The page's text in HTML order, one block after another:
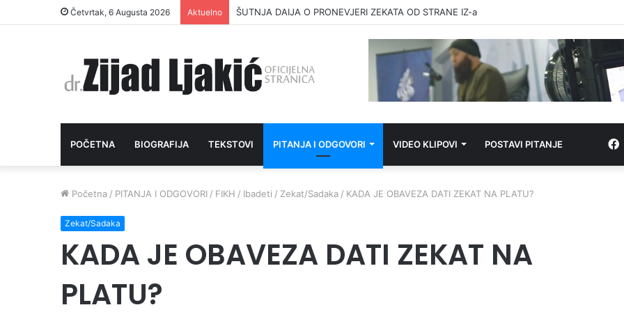
Četvrtak, 6 Augusta 2026 Aktuelno ŠUTNJA DAIJA O PRONEVJERI ZEKATA OD STRANE IZ-a
POČETNA BIOGRAFIJA TEKSTOVI PITANJA I ODGOVORI VIDEO KLIPOVI POSTAVI PITANJE
Početna / PITANJA I ODGOVORI / FIKH / Ibadeti / Zekat/Sadaka / KADA JE OBAVEZA DATI ZEKAT NA PLATU?
Zekat/Sadaka
KADA JE OBAVEZA DATI ZEKAT NA
PLATU?